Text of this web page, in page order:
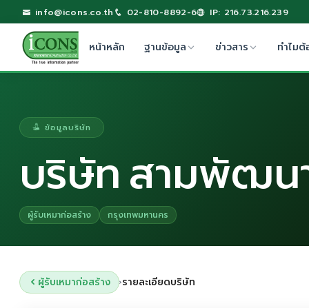
info@icons.co.th 02-810-8892-6 IP: 216.73.216.239
หน้าหลัก ฐานข้อมูล ข่าวสาร ทำไมต้
ข้อมูลบริษัท
บริษัท สามพัฒน
ผู้รับเหมาก่อสร้าง กรุงเทพมหานคร
ผู้รับเหมาก่อสร้าง ›รายละเอียดบริษัท